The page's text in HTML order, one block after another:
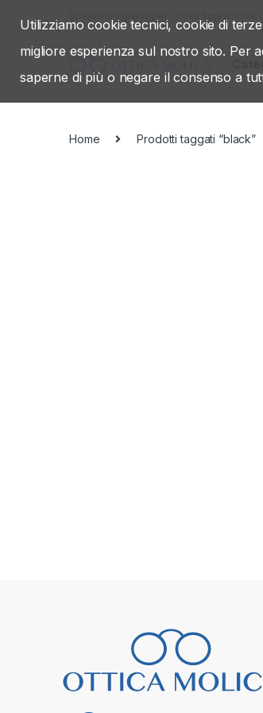
Home Prodotti taggati “black”
Utilizziamo cookie tecnici, cookie di
migliore esperienza sul nostro sito. Per
saperne di più o negare il consenso a